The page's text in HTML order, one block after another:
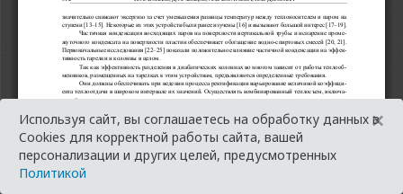
Используя сайт, вы соглашаетесь на обработку данных в
Cookies для корректной работы сайта, вашей
персонализации и других целей, предусмотренных
Политикой
×